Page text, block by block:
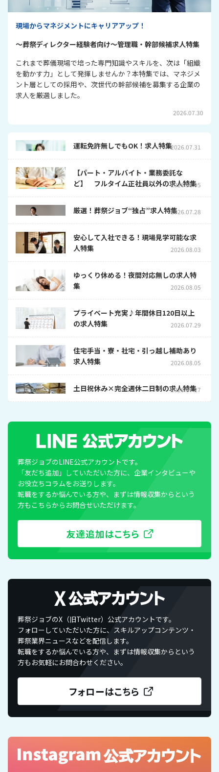
現場からマネジメントにキャリアアップ！
～葬祭ディレクター経験者向け～管理職・幹部候補求人特集
これまで葬儀現場で培った専門知識やスキルを、次は「組織
を動かす力」として発揮しませんか？本特集では、マネジメ
ント層としての採用や、次世代の幹部候補を募集する企業の
求人を厳選しました。
2026.07.30
運転免許無しでもOK！求人特集2026.07.31
【パート・アルバイト・業務委託な
ど】 フルタイム正社員以外の求人特集
2026.08.05
厳選！葬祭ジョブ“独占”求人特集2026.07.28
安心して入社できる！現場見学可能な求
人特集
2026.08.03
ゆっくり休める！夜間対応無しの求人特
集
2026.08.05
プライベート充実♪年間休日120日以上
の求人特集
2026.07.29
住宅手当・寮・社宅・引っ越し補助あり
求人特集
2026.08.05
土日祝休み×完全週休二日制の求人特集
2026.07.27
葬祭ジョブのLINE公式アカウントです。
「友だち追加」していただいた方に、企業インタビューや
お役立ちコラムをお送りします。
転職をするか悩んでいる方や、まずは情報収集からという
方もこちらからお問合せいただけます。
葬祭ジョブのX（旧Twitter）公式アカウントです。
フォローしていただいた方に、スキルアップコンテンツ・
葬祭業界ニュースなどを配信します。
転職をするか悩んでいる方や、まずは情報収集からという
方もお気軽にお問合わせください。